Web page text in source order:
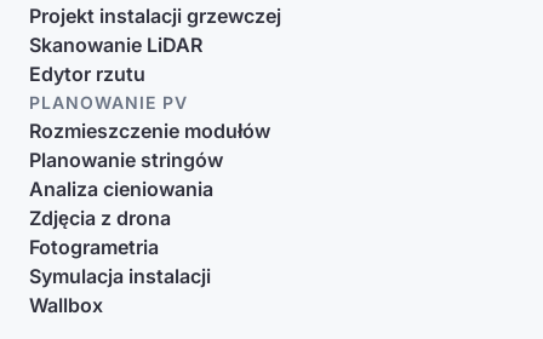
Projekt instalacji grzewczej
Skanowanie LiDAR
Edytor rzutu
PLANOWANIE PV
Rozmieszczenie modułów
Planowanie stringów
Analiza cieniowania
Zdjęcia z drona
Fotogrametria
Symulacja instalacji
Wallbox